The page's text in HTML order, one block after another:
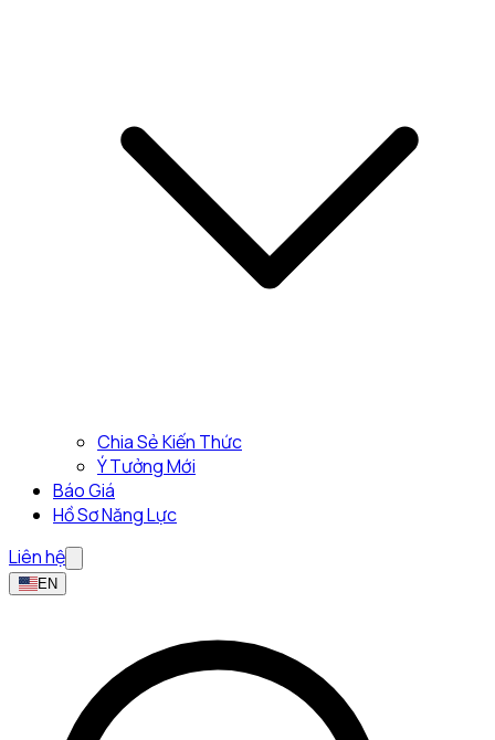
Chia Sẻ Kiến Thức
Ý Tưởng Mới
Báo Giá
Hồ Sơ Năng Lực
Liên hệ
EN